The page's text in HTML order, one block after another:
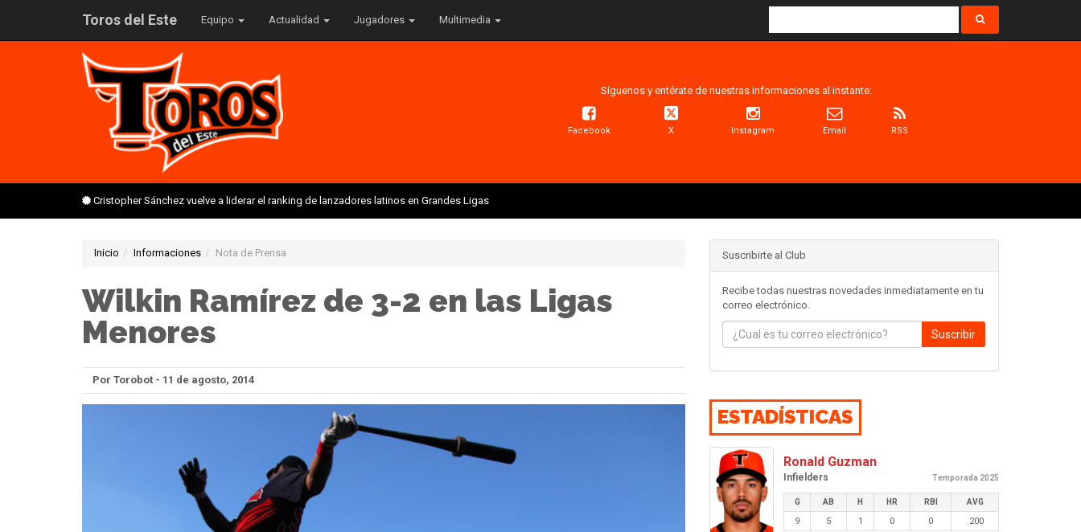
Toros del Este Equipo Actualidad Jugadores Multimedia
Síguenos y entérate de nuestras informaciones al instante:
Facebook X Instagram Email RSS
Cristopher Sánchez vuelve a liderar el ranking de lanzadores latinos en Grandes Ligas
Inicio Informaciones Nota de Prensa
Wilkin Ramírez de 3-2 en las Ligas
Menores
Por Torobot - 11 de agosto, 2014
Suscribirte al Club
Recibe todas nuestras novedades inmediatamente en tu
correo electrónico.
Suscribir
ESTADÍSTICAS
Ronald Guzman
Infielders Temporada 2025
G AB H HR RBI AVG
9 5 1 0 0 .200